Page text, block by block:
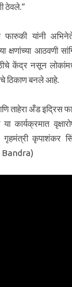
ठेवले.”
यांनी अभिनेते
क्षणांच्या आठवणी
केंद्र नसून
ठिकाण बनले आहे.
ताहेरा अँड इद्रिस
या कार्यक्रमात
गृहमंत्री कृपाशंकर